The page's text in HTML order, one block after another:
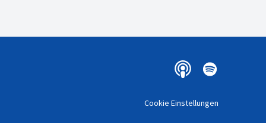
Cookie Einstellungen